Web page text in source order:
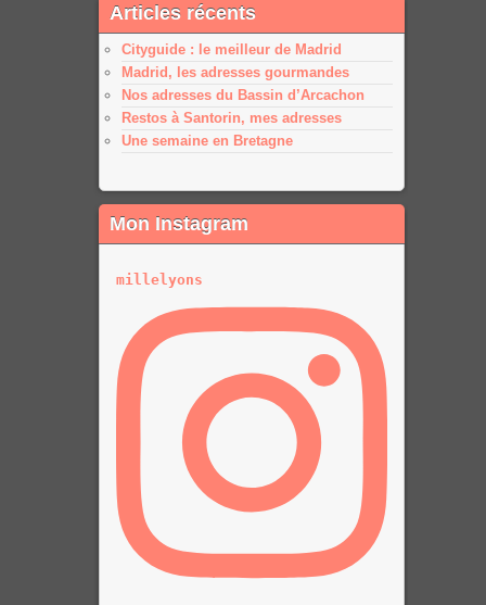
plus
Articles récents
Cityguide : le meilleur de Madrid
Madrid, les adresses gourmandes
Nos adresses du Bassin d’Arcachon
Restos à Santorin, mes adresses
Une semaine en Bretagne
Mon Instagram
millelyons